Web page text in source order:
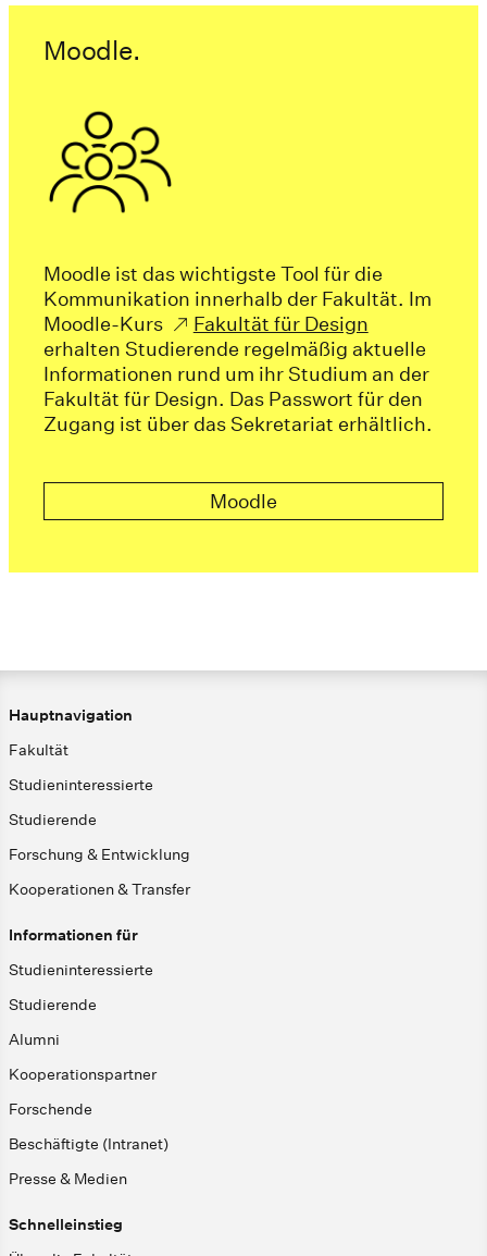
Moodle.
Moodle ist das wichtigste Tool für die
Kommunikation innerhalb der Fakultät. Im
Moodle-Kurs
Fakultät für Design
erhalten Studierende regelmäßig aktuelle
Informationen rund um ihr Studium an der
Fakultät für Design. Das Passwort für den
Zugang ist über das Sekretariat erhältlich.
Moodle
Hauptnavigation
Fakultät
Studieninteressierte
Studierende
Forschung & Entwicklung
Kooperationen & Transfer
Informationen für
Studieninteressierte
Studierende
Alumni
Kooperationspartner
Forschende
Beschäftigte (Intranet)
Presse & Medien
Schnelleinstieg